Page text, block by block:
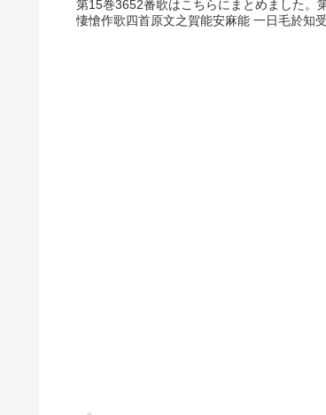
第15巻3652番歌はこちらにまとめました。
悽愴作歌四首原文之賀能安麻能 一日毛於知